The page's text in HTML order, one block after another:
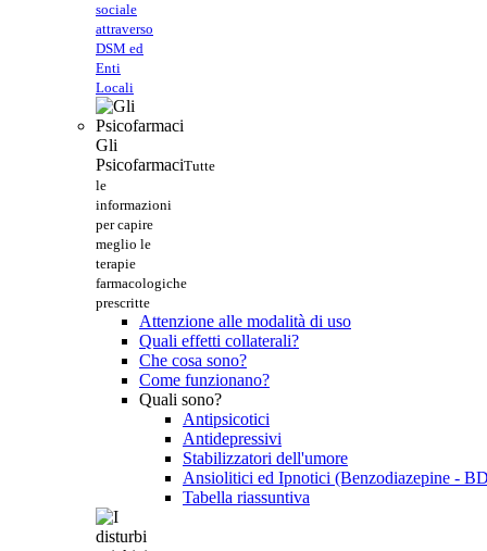
sociale
attraverso
DSM ed
Enti
Locali
Gli
PsicofarmaciTutte
le
informazioni
per capire
meglio le
terapie
farmacologiche
prescritte
Attenzione alle modalità di uso
Quali effetti collaterali?
Che cosa sono?
Come funzionano?
Quali sono?
Antipsicotici
Antidepressivi
Stabilizzatori dell'umore
Ansiolitici ed Ipnotici (Benzodiazepine -
Tabella riassuntiva